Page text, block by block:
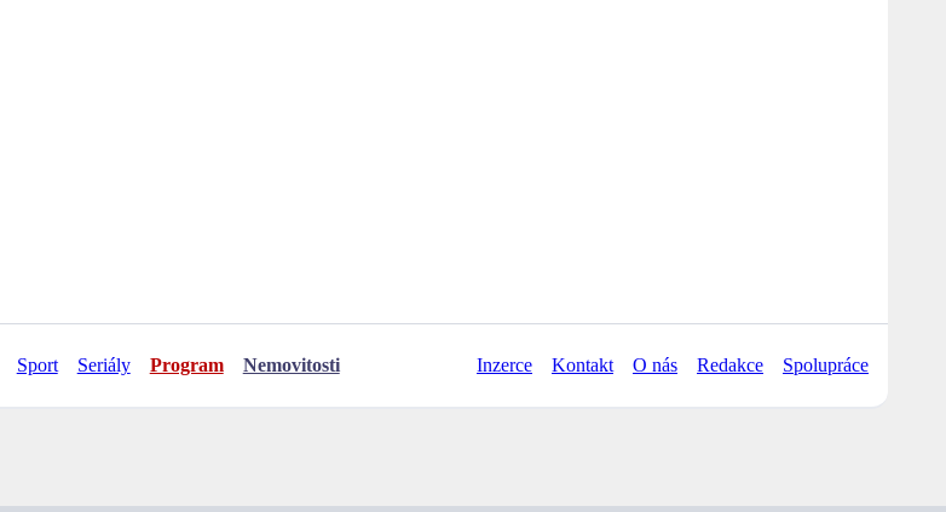
Sport Seriály Program Nemovitosti Inzerce Kontakt O nás Redakce Spolupráce